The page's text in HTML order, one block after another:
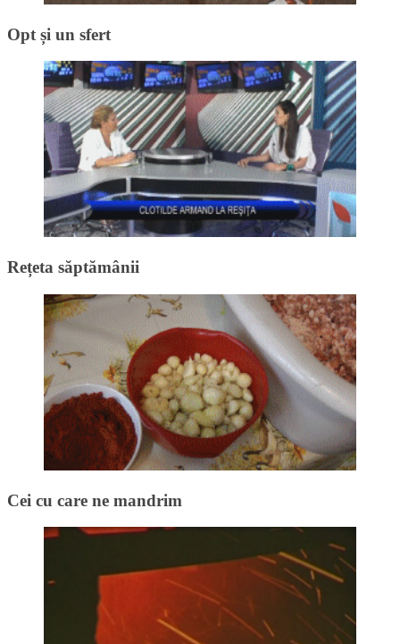
Opt și un sfert
Rețeta săptămânii
Cei cu care ne mandrim